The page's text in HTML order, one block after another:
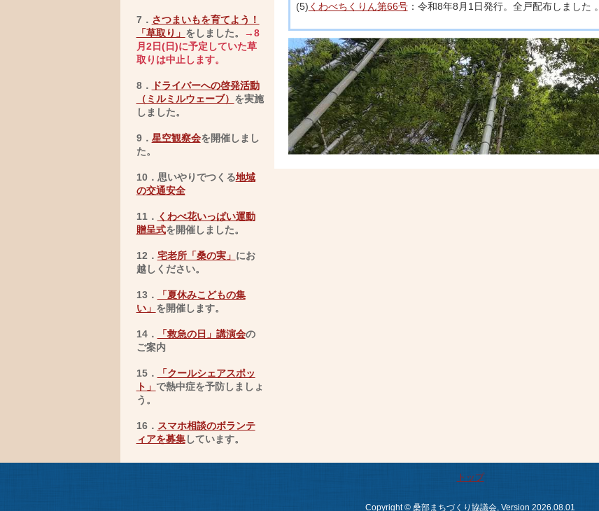
(5) くわべちくりん第66号：令和8年8月1日発行。全戸配布しました 。
7． さつまいもを育てよう！
「草取り」 をしました。
→8
月2日(日)に予定していた草
取りは中止します。
8． ドライバーへの啓発活動
（ミルミルウェーブ） を実施
しました。
9． 星空観察会を開催しまし
た。
10．思いやりでつくる地域
の交通安全
11． くわべ花いっぱい運動
贈呈式を開催しました。
12． 宅老所「桑の実」 にお
越しください。
13．
「夏休みこどもの集
い」 を開催します。
14． 「救急の日」講演会の
ご案内
15．
「クールシェアスポッ
ト」 で熱中症を予防しましょ
う。
16． スマホ相談のボランテ
ィアを募集しています。
トップ
Copyright © 桑部まちづくり協議会, Version 2026.08.01